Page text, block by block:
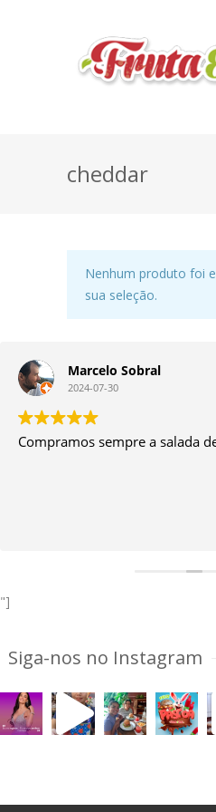
cheddar
Nenhum produto foi
sua seleção.
Marcelo Sobral
2024-07-30
Compramos sempre a salada
"]
Siga-nos no Instagram